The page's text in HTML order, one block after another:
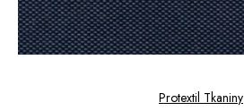
Protextil Tkaniny